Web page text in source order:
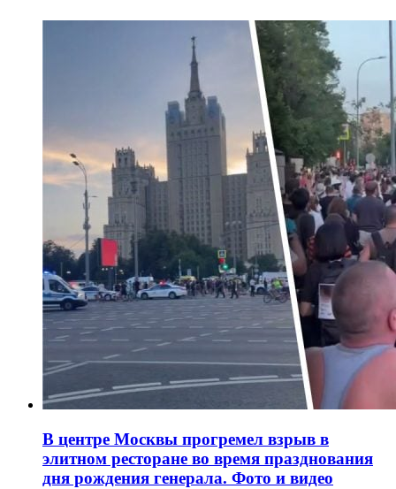
В центре Москвы прогремел взрыв в
элитном ресторане во время празднования
дня рождения генерала. Фото и видео